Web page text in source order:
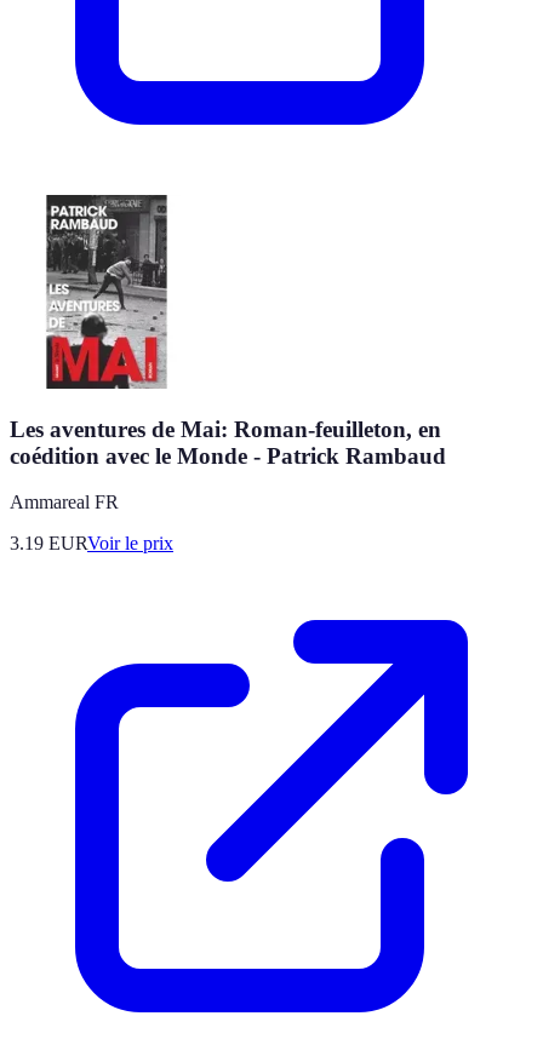
Les aventures de Mai: Roman-feuilleton, en
coédition avec le Monde - Patrick Rambaud
Ammareal FR
3.19 EURVoir le prix